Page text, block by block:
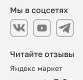
Читайте отзывы
Яндекс маркет
Мы в соцсетях